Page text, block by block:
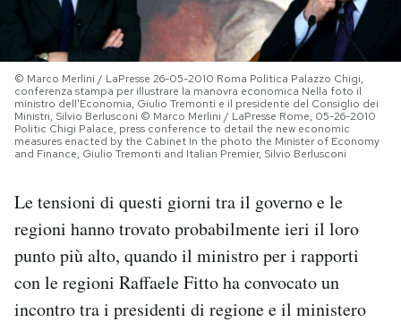
NEWSLETTER
I MIEI PREFERITI
SHOP
CALENDARIO
AREA PERSONALE
Area Personale
© Marco Merlini / LaPresse 26-05-2010 Roma Politica Palazzo Chigi,
conferenza stampa per illustrare la manovra economica Nella foto il
ministro dell'Economia, Giulio Tremonti e il presidente del Consiglio dei
Ministri, Silvio Berlusconi © Marco Merlini / LaPresse Rome, 05-26-2010
Politic Chigi Palace, press conference to detail the new economic
measures enacted by the Cabinet In the photo the Minister of Economy
and Finance, Giulio Tremonti and Italian Premier, Silvio Berlusconi
Le tensioni di questi giorni tra il governo e le
regioni hanno trovato probabilmente ieri il loro
punto più alto, quando il ministro per i rapporti
con le regioni Raffaele Fitto ha convocato un
incontro tra i presidenti di regione e il ministero